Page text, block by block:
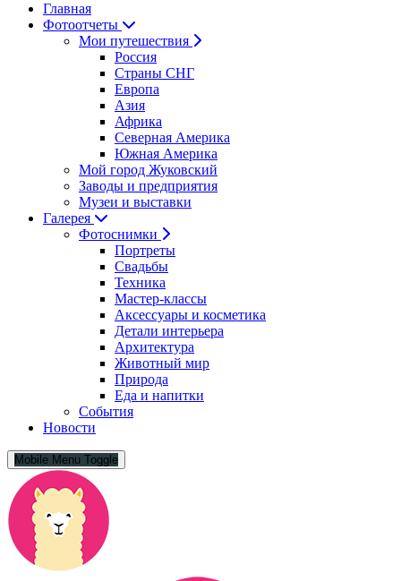
Главная
Фотоотчеты
Мои путешествия
Россия
Страны СНГ
Европа
Азия
Африка
Северная Америка
Южная Америка
Мой город Жуковский
Заводы и предприятия
Музеи и выставки
Галерея
Фотоснимки
Портреты
Свадьбы
Техника
Мастер-классы
Аксессуары и косметика
Детали интерьера
Архитектура
Животный мир
Природа
Еда и напитки
События
Новости
Mobile Menu Toggle